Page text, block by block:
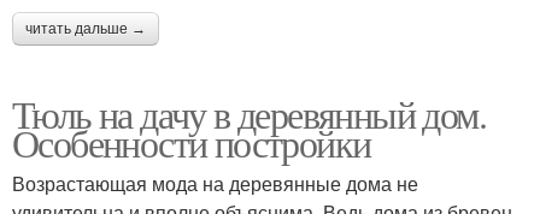
читать дальше →
Тюль на дачу в деревянный дом.
Особенности постройки
Возрастающая мода на деревянные дома не